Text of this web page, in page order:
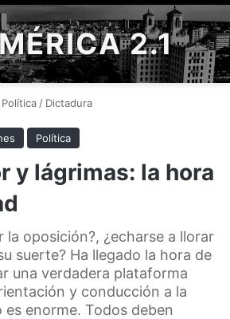
2.1
/ Dictadura
Política
y lágrimas: la hora
la oposición?, ¿echarse a llorar
suerte? Ha llegado la hora de
una verdadera plataforma
y conducción a la
enorme. Todos deben